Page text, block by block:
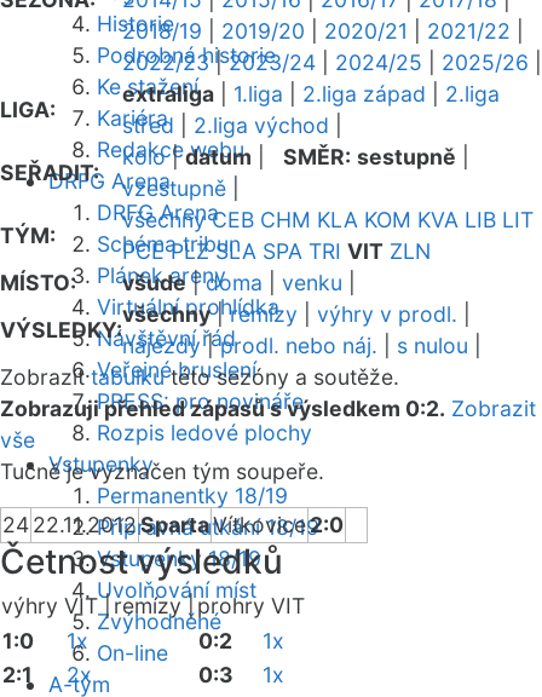
Historie
Podrobná historie
Ke stažení
Kariéra
Redakce webu
DRFG Arena
DRFG Arena
Schéma tribun
Plánek areny
Virtuální prohlídka
Návštěvní řád
Veřejné bruslení
PRESS: pro novináře
Rozpis ledové plochy
Vstupenky
Permanentky 18/19
Přípravná utkání 18/19
Vstupenky 18/19
Uvolňování míst
Zvýhodněné
On-line
A-tým
2018/19
2019/20 2020/21 2021/22
2022/23|2023/24 2024/25 2025/26
LIGA:
extraliga 1.liga 2.liga západ
2.liga
střed
2.liga východ
SEŘADIT:
kolo|datum SMĚR: sestupně
vzestupně
TÝM:
všechny CEB CHM KLA KOM KVA LIB LIT
PCE PLZ SLA SPA TRI VIT ZLN
MÍSTO:
všude|doma venku
VÝSLEDKY:
všechny|remízy výhry v prodl.
nájezdy|prodl. nebo náj. s nulou
Zobrazittabulkutéto sezóny a soutěže.
Zobrazuji přehled zápasů s výsledkem 0:2. Zobrazit
vše
Tučně je vyznačen tým soupeře.
2422.11.2012SpartaVítkovice2:0
Četnost výsledků
výhry VIT | remízy |prohry VIT
1:0
1x
2:1
2x
0:2
1x
0:3
1x